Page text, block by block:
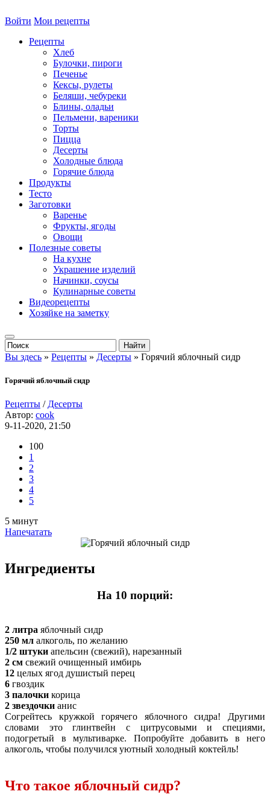
Войти Мои рецепты
Рецепты
Хлеб
Булочки, пироги
Печенье
Кексы, рулеты
Беляши, чебуреки
Блины, оладьи
Пельмени, вареники
Торты
Пицца
Десерты
Холодные блюда
Горячие блюда
Продукты
Тесто
Заготовки
Варенье
Фрукты, ягоды
Овощи
Полезные советы
На кухне
Украшение изделий
Начинки, соусы
Кулинарные советы
Видеорецепты
Хозяйке на заметку
Вы здесь » Рецепты » Десерты » Горячий яблочный сидр
Горячий яблочный сидр
Рецепты / Десерты
Автор: cook
9-11-2020, 21:50
100
1
2
3
4
5
5 минут
Напечатать
Ингредиенты
На 10 порций:
2 литра яблочный сидр
250 мл алкоголь, по желанию
1/2 штуки апельсин (свежий), нарезанный
2 см свежий очищенный имбирь
12 целых ягод душистый перец
6 гвоздик
3 палочки корица
2 звездочки анис
Согрейтесь кружкой горячего яблочного сидра! Другими
словами это глинтвейн с цитрусовыми и специями,
подогретый в мультиварке. Попробуйте добавить в него
алкоголь, чтобы получился уютный холодный коктейль!
Что такое яблочный сидр?